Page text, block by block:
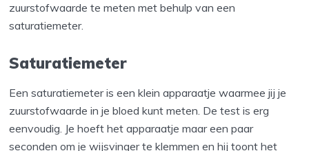
zuurstofwaarde te meten met behulp van een
saturatiemeter.
Saturatiemeter
Een saturatiemeter is een klein apparaatje waarmee jij je
zuurstofwaarde in je bloed kunt meten. De test is erg
eenvoudig. Je hoeft het apparaatje maar een paar
seconden om je wijsvinger te klemmen en hij toont het